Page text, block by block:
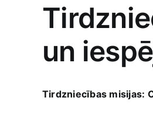
Image
un
Tirdzniecības misijas: